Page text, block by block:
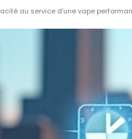
au service d’une vape